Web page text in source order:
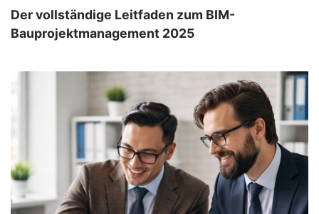
Der vollständige Leitfaden zum BIM-
Bauprojektmanagement 2025